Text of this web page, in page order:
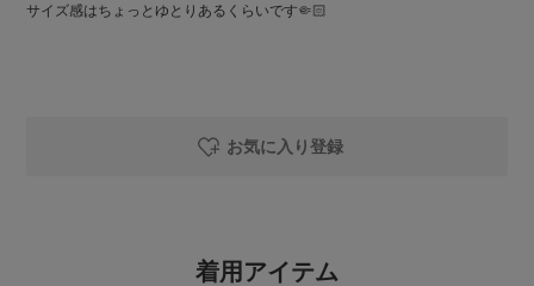
サイズ感はちょっとゆとりあるくらいです🤏🏻
お気に入り登録
着用アイテム